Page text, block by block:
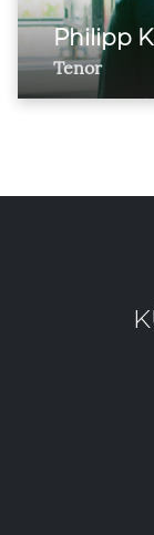
Philipp
Tenor